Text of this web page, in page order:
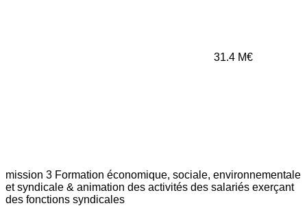
31.4 M€
mission 3 Formation économique, sociale, environnementale
et syndicale & animation des activités des salariés exerçant
des fonctions syndicales